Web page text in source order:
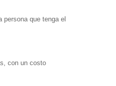
persona que tenga el
con un costo